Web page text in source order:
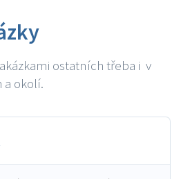
ostatních třeba i v
a okolí.